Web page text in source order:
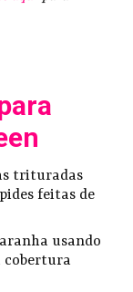
trituradas
feitas de
usando
cobertura